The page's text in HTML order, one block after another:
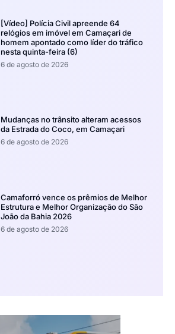
[Vídeo] Polícia Civil apreende 64
relógios em imóvel em Camaçari de
homem apontado como líder do tráfico
nesta quinta-feira (6)
6 de agosto de 2026
Mudanças no trânsito alteram acessos
da Estrada do Coco, em Camaçari
6 de agosto de 2026
Camaforró vence os prêmios de Melhor
Estrutura e Melhor Organização do São
João da Bahia 2026
6 de agosto de 2026